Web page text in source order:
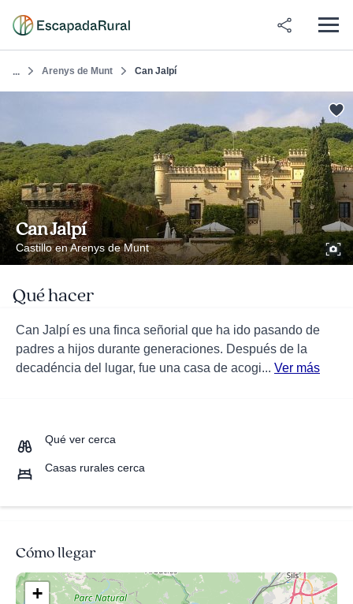
... Arenys de Munt Can Jalpí
Can Jalpí
Castillo en Arenys de Munt
Qué hacer
Can Jalpí es una finca señorial que ha ido pasando de
padres a hijos durante generaciones. Después de la
decadéncia del lugar, fue una casa de acogi... Ver más
Qué ver cerca
Casas rurales cerca
Cómo llegar
+